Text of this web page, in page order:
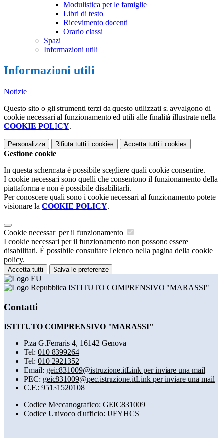
Modulistica per le famiglie
Libri di testo
Ricevimento docenti
Orario classi
Spazi
Informazioni utili
Informazioni utili
Notizie
Questo sito o gli strumenti terzi da questo utilizzati si avvalgono di
cookie necessari al funzionamento ed utili alle finalità illustrate nella
COOKIE POLICY.
Personalizza Rifiuta tutti i cookies Accetta tutti i cookies
Gestione cookie
In questa schermata è possibile scegliere quali cookie consentire.
I cookie necessari sono quelli che consentono il funzionamento della
piattaforma e non è possibile disabilitarli.
Per conoscere quali sono i cookie necessari al funzionamento potete
visionare la COOKIE POLICY.
Cookie necessari per il funzionamento
I cookie necessari per il funzionamento non possono essere
disabilitati. È possibile consultare l'elenco nella pagina della cookie
policy.
Accetta tutti Salva le preferenze
ISTITUTO COMPRENSIVO "MARASSI"
Contatti
ISTITUTO COMPRENSIVO "MARASSI"
P.za G.Ferraris 4, 16142 Genova
Tel: 010 8399264
Tel: 010 2921352
Email: geic831009@istruzione.itLink per inviare una mail
PEC: geic831009@pec.istruzione.itLink per inviare una mail
C.F.: 95131520108
Codice Meccanografico: GEIC831009
Codice Univoco d'ufficio: UFYHCS